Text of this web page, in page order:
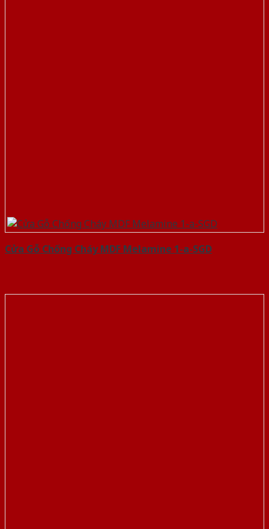
Cửa Gỗ Chống Cháy MDF Melamine 1-a-SGD